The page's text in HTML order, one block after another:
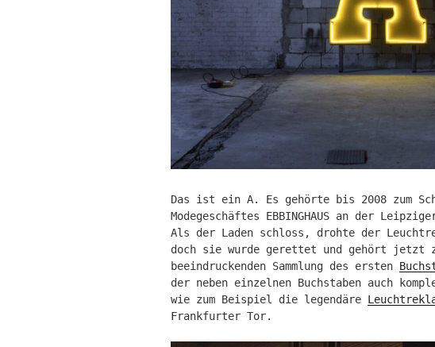
Das ist ein A. Es gehörte bis 2008 zum
Modegeschäftes EBBINGHAUS an der
Als der Laden schloss, drohte der
doch sie wurde gerettet und gehört jetzt
beeindruckenden Sammlung des ersten
der neben einzelnen Buchstaben auch
wie zum Beispiel die legendäre
Frankfurter Tor.